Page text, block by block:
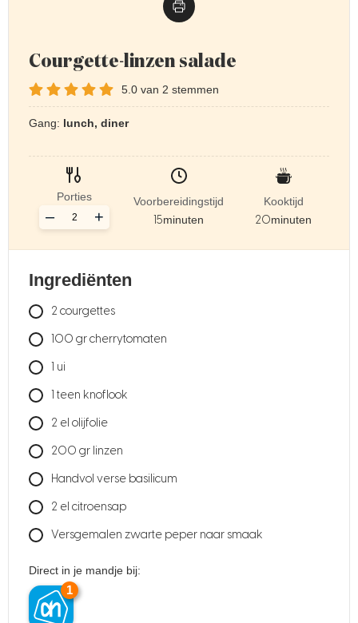
Courgette-linzen salade
5.0 van 2 stemmen
Gang: lunch, diner
Porties
+
–
Voorbereidingstijd
15minuten
Kooktijd
20minuten
Ingrediënten
2 courgettes
100 grcherrytomaten
1 ui
1 teen knoflook
2 el olijfolie
200 gr linzen
Handvol verse basilicum
2 el citroensap
Versgemalen zwarte peper naar smaak
Direct in je mandje bij:
1